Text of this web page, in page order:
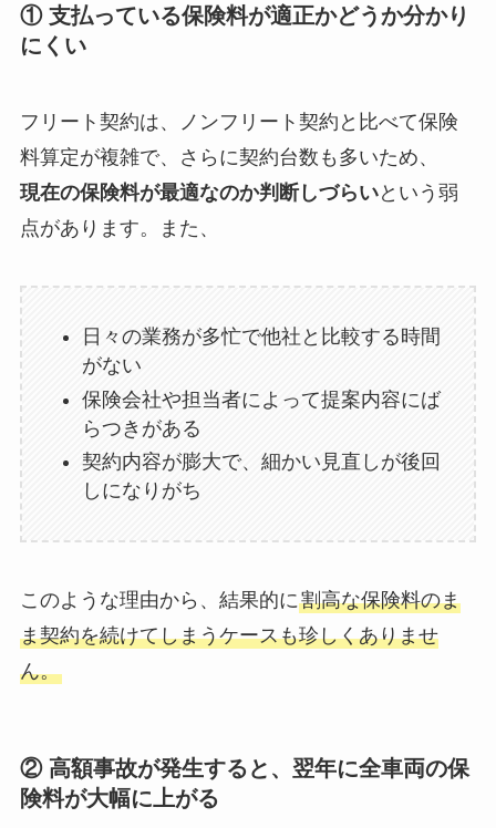
① 支払っている保険料が適正かどうか分かり
にくい
フリート契約は、ノンフリート契約と比べて保険
料算定が複雑で、さらに契約台数も多いため、
現在の保険料が最適なのか判断しづらいという弱
点があります。また、
日々の業務が多忙で他社と比較する時間
がない
保険会社や担当者によって提案内容にば
らつきがある
契約内容が膨大で、細かい見直しが後回
しになりがち
このような理由から、結果的に割高な保険料のま
ま契約を続けてしまうケースも珍しくありませ
ん。
② 高額事故が発生すると、翌年に全車両の保
険料が大幅に上がる